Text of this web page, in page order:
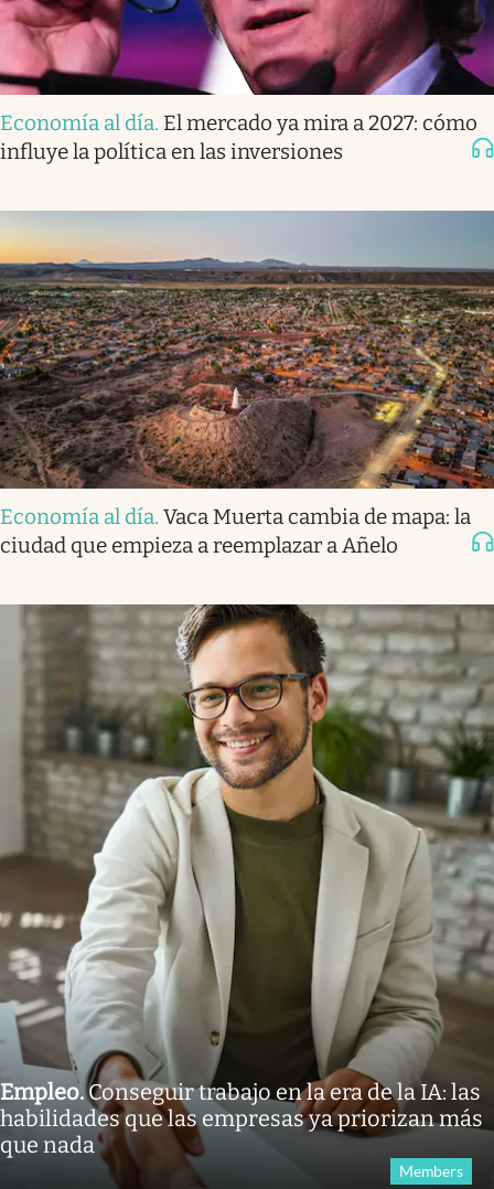
Economía al día. El mercado ya mira a 2027: cómo
influye la política en las inversiones
Economía al día. Vaca Muerta cambia de mapa: la
ciudad que empieza a reemplazar a Añelo
Empleo.Conseguir trabajo en la era de la IA: las
habilidades que las empresas ya priorizan más
que nada
Members